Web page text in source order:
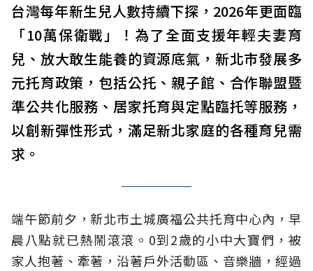
台灣每年新生兒人數持續下探，2026年更面臨
「10萬保衛戰」！為了全面支援年輕夫妻育
兒、放大敢生能養的資源底氣，新北市發展多
元托育政策，包括公托、親子館、合作聯盟暨
準公共化服務、居家托育與定點臨托等服務，
以創新彈性形式，滿足新北家庭的各種育兒需
求。
端午節前夕，新北市土城廣福公共托育中心內，早
晨八點就已熱鬧滾滾。0到2歲的小中大寶們，被
家人抱著、牽著，沿著戶外活動區、音樂牆，經過